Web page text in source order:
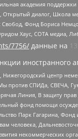
академия
диалог, Школа
Фонд Бориса
Хаус, СОТА медиа,
7756/ данные на
иностранного
центр
СПИДа, СВЕЧА,
Линия, В защиту
фонд помощи
Парк Гагарина,
человека,
некоммерческих